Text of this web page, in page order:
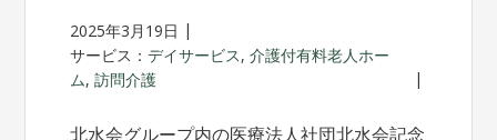
2025年3月19日
サービス：デイサービス,介護付有料老人ホー
ム,訪問介護
北水会グループ内の医療法人社団北水会記念